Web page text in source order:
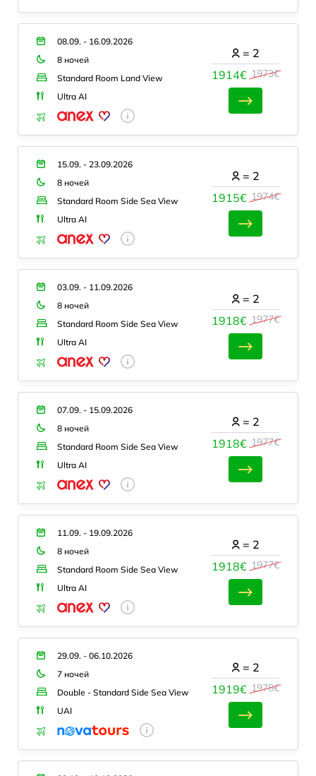
08.09. - 16.09.2026
8 ночей
Standard Room Land View
Ultra AI
1914€ 1973€
= 2
15.09. - 23.09.2026
8 ночей
Standard Room Side Sea View
Ultra AI
1915€ 1974€
= 2
03.09. - 11.09.2026
8 ночей
Standard Room Side Sea View
Ultra AI
1918€ 1977€
= 2
07.09. - 15.09.2026
8 ночей
Standard Room Side Sea View
Ultra AI
1918€ 1977€
= 2
11.09. - 19.09.2026
8 ночей
Standard Room Side Sea View
Ultra AI
1918€ 1977€
= 2
29.09. - 06.10.2026
7 ночей
Double - Standard Side Sea View
UAI
1919€ 1978€
= 2